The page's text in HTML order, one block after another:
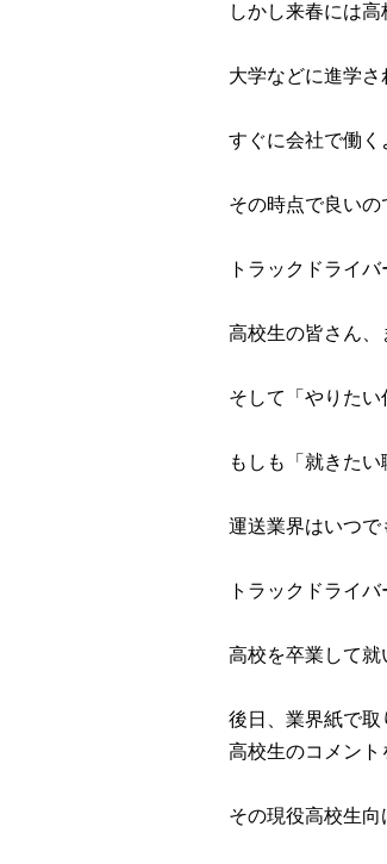
しかし来春には高
大学などに進学
すぐに会社で働く
その時点で良いの
トラックドライ
高校生の皆さん、
そして「やりたい
もしも「就きたい
運送業界はいつで
トラックドライ
高校を卒業して就
後日、業界紙で
高校生のコメント
その現役高校生向